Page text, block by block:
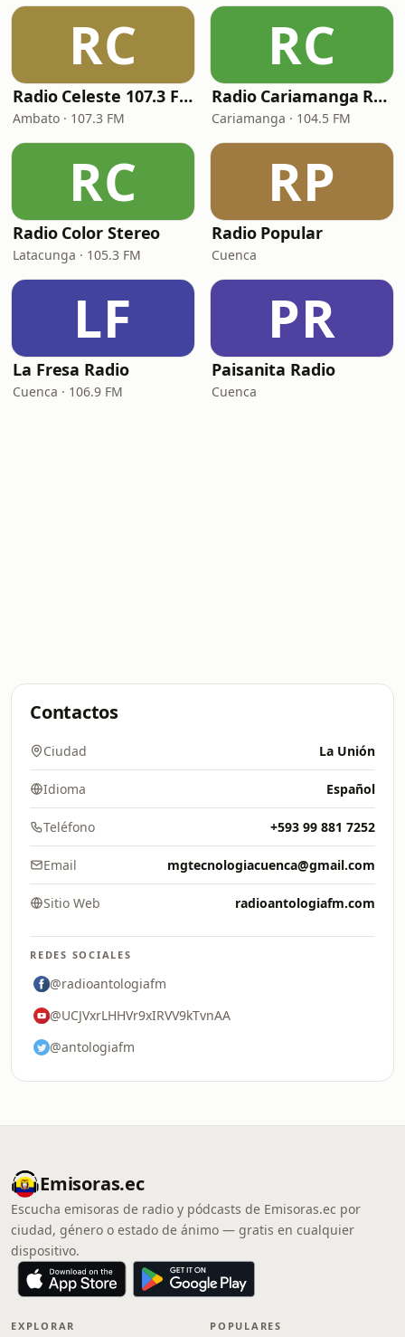
RC
Radio Celeste 107.3 FM
Ambato · 107.3 FM
RC
Radio Cariamanga RC PLUS
Cariamanga · 104.5 FM
RC
Radio Color Stereo
Latacunga · 105.3 FM
RP
Radio Popular
Cuenca
LF
La Fresa Radio
Cuenca · 106.9 FM
PR
Paisanita Radio
Cuenca
Contactos
Ciudad La Unión
Idioma Español
Teléfono +593 99 881 7252
Email mgtecnologiacuenca@gmail.com
Sitio Web radioantologiafm.com
REDES SOCIALES
@radioantologiafm
@UCJVxrLHHVr9xIRVV9kTvnAA
@antologiafm
Emisoras.ec
Escucha emisoras de radio y pódcasts de Emisoras.ec por
ciudad, género o estado de ánimo — gratis en cualquier
dispositivo.
EXPLORAR POPULARES